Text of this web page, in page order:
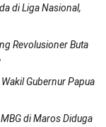
di Liga Nasional,
Revolusioner Buta
Gubernur Papua
di Maros Diduga